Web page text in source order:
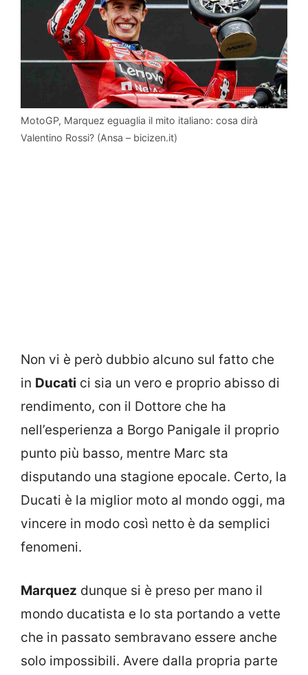
MotoGP, Marquez eguaglia il mito italiano: cosa dirà
Valentino Rossi? (Ansa – bicizen.it)
Non vi è però dubbio alcuno sul fatto che
in Ducati ci sia un vero e proprio abisso di
rendimento, con il Dottore che ha
nell’esperienza a Borgo Panigale il proprio
punto più basso, mentre Marc sta
disputando una stagione epocale. Certo, la
Ducati è la miglior moto al mondo oggi, ma
vincere in modo così netto è da semplici
fenomeni.
Marquez dunque si è preso per mano il
mondo ducatista e lo sta portando a vette
che in passato sembravano essere anche
solo impossibili. Avere dalla propria parte